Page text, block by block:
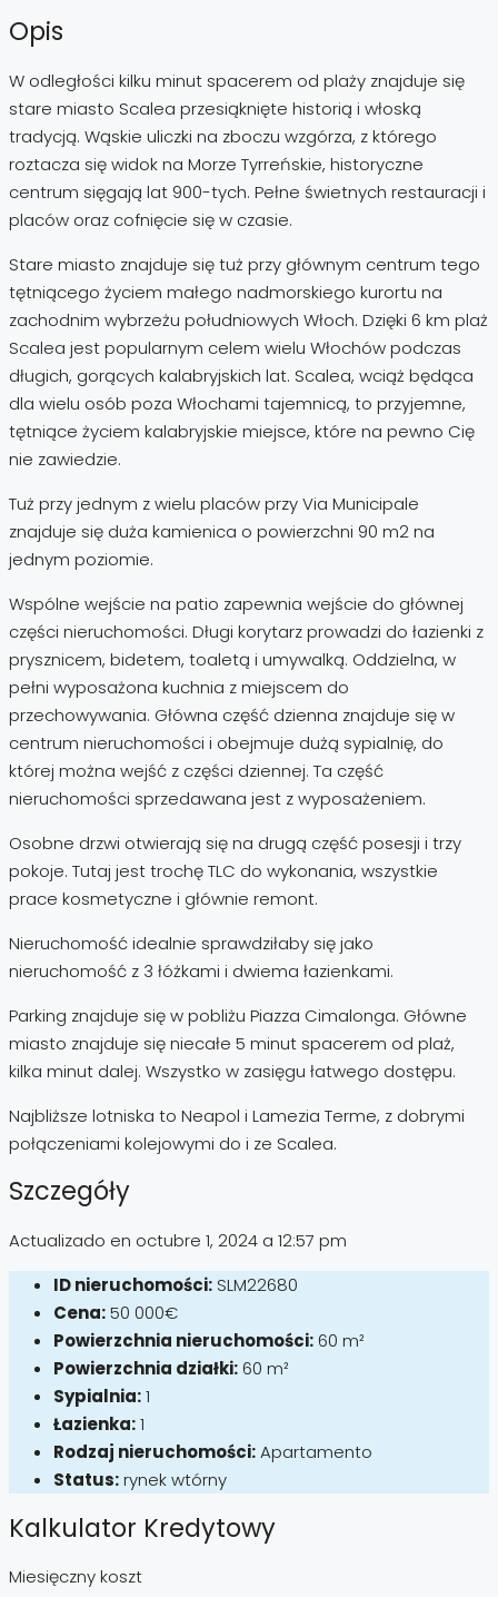
Opis
W odległości kilku minut spacerem od plaży znajduje się
stare miasto Scalea przesiąknięte historią i włoską
tradycją. Wąskie uliczki na zboczu wzgórza, z którego
roztacza się widok na Morze Tyrreńskie, historyczne
centrum sięgają lat 900-tych. Pełne świetnych restauracji i
placów oraz cofnięcie się w czasie.
Stare miasto znajduje się tuż przy głównym centrum tego
tętniącego życiem małego nadmorskiego kurortu na
zachodnim wybrzeżu południowych Włoch. Dzięki 6 km plaż
Scalea jest popularnym celem wielu Włochów podczas
długich, gorących kalabryjskich lat. Scalea, wciąż będąca
dla wielu osób poza Włochami tajemnicą, to przyjemne,
tętniące życiem kalabryjskie miejsce, które na pewno Cię
nie zawiedzie.
Tuż przy jednym z wielu placów przy Via Municipale
znajduje się duża kamienica o powierzchni 90 m2 na
jednym poziomie.
Wspólne wejście na patio zapewnia wejście do głównej
części nieruchomości. Długi korytarz prowadzi do łazienki z
prysznicem, bidetem, toaletą i umywalką. Oddzielna, w
pełni wyposażona kuchnia z miejscem do
przechowywania. Główna część dzienna znajduje się w
centrum nieruchomości i obejmuje dużą sypialnię, do
której można wejść z części dziennej. Ta część
nieruchomości sprzedawana jest z wyposażeniem.
Osobne drzwi otwierają się na drugą część posesji i trzy
pokoje. Tutaj jest trochę TLC do wykonania, wszystkie
prace kosmetyczne i głównie remont.
Nieruchomość idealnie sprawdziłaby się jako
nieruchomość z 3 łóżkami i dwiema łazienkami.
Parking znajduje się w pobliżu Piazza Cimalonga. Główne
miasto znajduje się niecałe 5 minut spacerem od plaż,
kilka minut dalej. Wszystko w zasięgu łatwego dostępu.
Najbliższe lotniska to Neapol i Lamezia Terme, z dobrymi
połączeniami kolejowymi do i ze Scalea.
Szczegóły
Actualizado en octubre 1, 2024 a 12:57 pm
ID nieruchomości: SLM22680
Cena:50 000€
Powierzchnia nieruchomości:60 m²
Powierzchnia działki:60 m²
Sypialnia:1
Łazienka:1
Rodzaj nieruchomości:Apartamento
Status:rynek wtórny
Kalkulator Kredytowy
Miesięczny koszt